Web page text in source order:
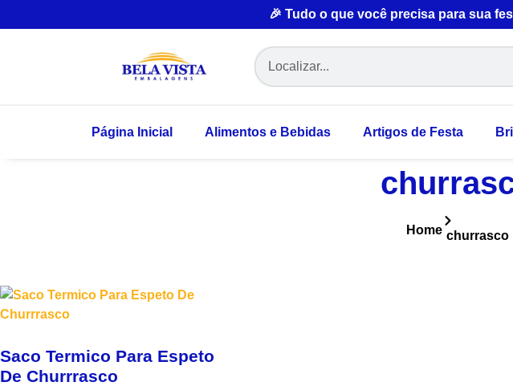
🎉 Tudo o que você precisa para sua
Página Inicial Alimentos e Bebidas Artigos de Festa
Home churrasco
Saco Termico Para Espeto
De Churrrasco